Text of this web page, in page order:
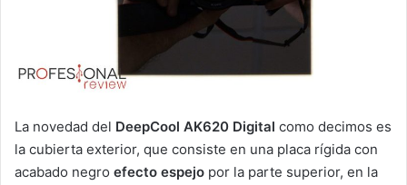
La novedad del DeepCool AK620 Digital como decimos es
la cubierta exterior, que consiste en una placa rígida con
acabado negro efecto espejo por la parte superior, en la